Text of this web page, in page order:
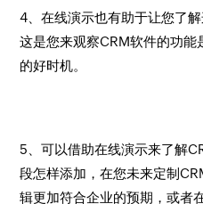
4、在线演示也有助于让您了
这是您来观察CRM软件的功
的好时机。
5、可以借助在线演示来了解
段怎样添加，在您未来定制
辑更加符合企业的预期，或者